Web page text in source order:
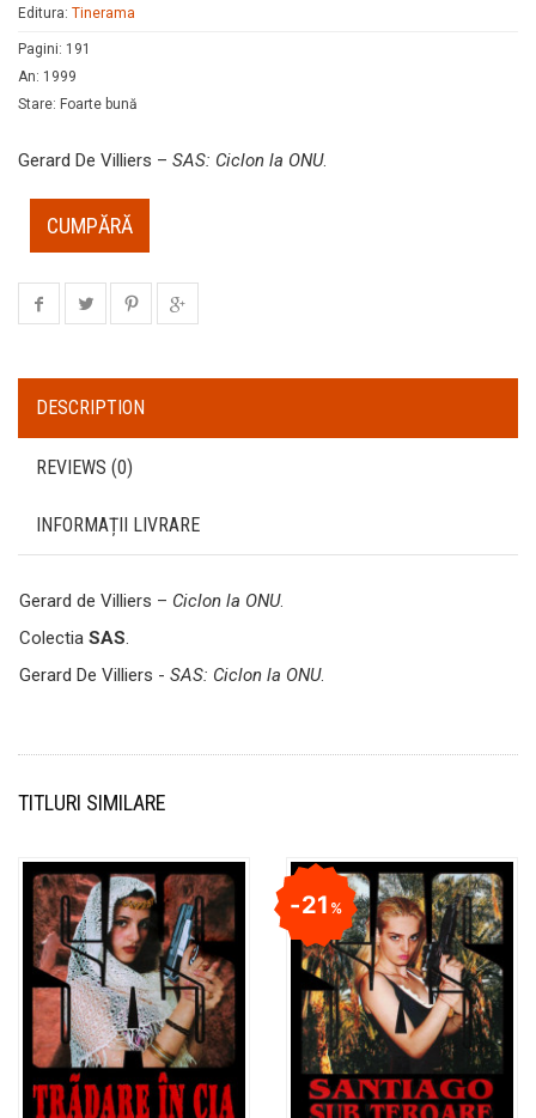
Editura: Tinerama
Pagini: 191
An: 1999
Stare: Foarte bună
Gerard De Villiers – SAS: Ciclon la ONU.
CUMPĂRĂ
DESCRIPTION
REVIEWS (0)
INFORMAȚII LIVRARE
Gerard de Villiers – Ciclon la ONU.
Colectia SAS.
Gerard De Villiers - SAS: Ciclon la ONU.
TITLURI SIMILARE
21%